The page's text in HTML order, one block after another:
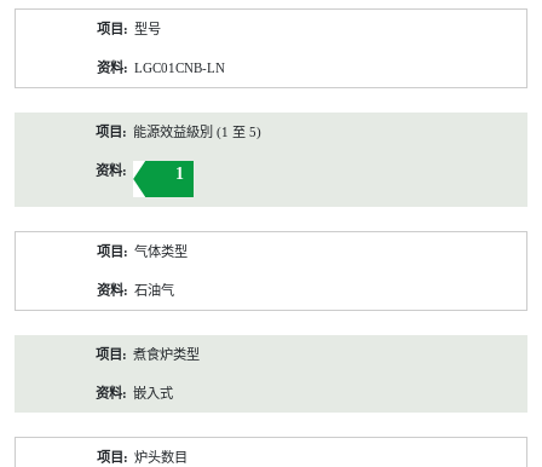
型号
LGC01CNB-LN
能源效益級別 (1 至 5)
1
气体类型
石油气
煮食炉类型
嵌入式
炉头数目